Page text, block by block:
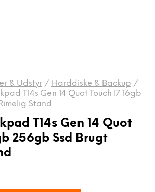
& Udstyr / Harddiske & Backup /
T14s Gen 14 Quot Touch I7 16gb
Stand
T14s Gen 14 Quot
256gb Ssd Brugt